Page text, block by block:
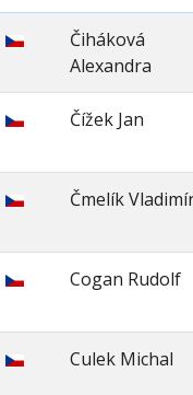
Čiháková
Alexandra
Čížek Jan
Čmelík
Cogan Rudolf
Culek Michal